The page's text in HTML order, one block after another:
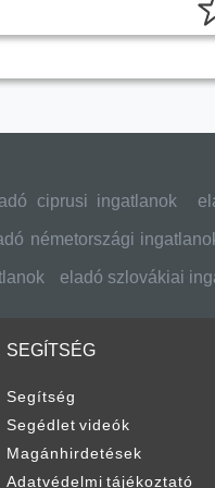
ciprusi ingatlanok
németországi
eladó szlovákiai
SEGÍTSÉG
Segítség
Segédlet videók
Magánhirdetések
Adatvédelmi tájékoztató